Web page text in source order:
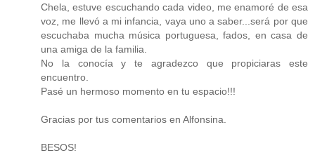
Chela, estuve escuchando cada video, me enamoré de esa
voz, me llevó a mi infancia, vaya uno a saber...será por que
escuchaba mucha música portuguesa, fados, en casa de
una amiga de la familia.
No la conocía y te agradezco que propiciaras este
encuentro.
Pasé un hermoso momento en tu espacio!!!
Gracias por tus comentarios en Alfonsina.
BESOS!